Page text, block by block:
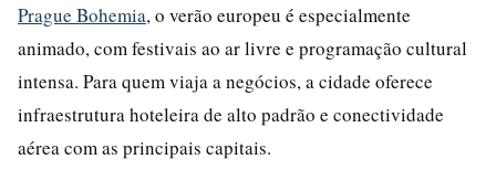
Prague Bohemia, o verão europeu é especialmente
animado, com festivais ao ar livre e programação cultural
intensa. Para quem viaja a negócios, a cidade oferece
infraestrutura hoteleira de alto padrão e conectividade
aérea com as principais capitais.